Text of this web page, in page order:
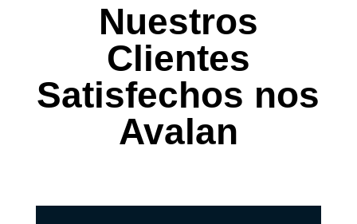
Nuestros
Clientes
Satisfechos nos
Avalan